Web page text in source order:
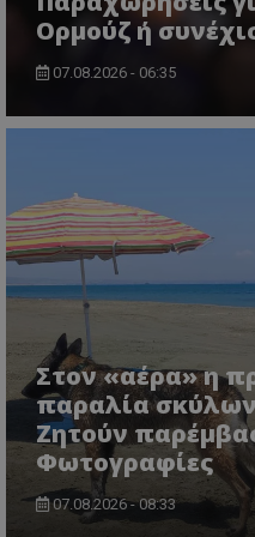
Ορμούζ ή
07.08.2026 - 06:35
Στον «αέρα» η
παραλία
Ζητούν
Φωτογραφίες
07.08.2026 - 08:33
ASP.NET_SessionId